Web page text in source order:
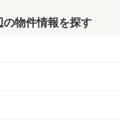
の物件情報を探す